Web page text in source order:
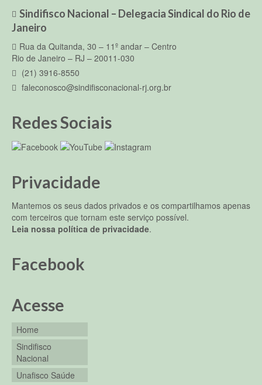
Sindifisco Nacional – Delegacia Sindical do Rio de
Janeiro
Rua da Quitanda, 30 – 11º andar – Centro
Rio de Janeiro – RJ – 20011-030
(21) 3916-8550
faleconosco@sindifisconacional-rj.org.br
Redes Sociais
Privacidade
Mantemos os seus dados privados e os compartilhamos apenas
com terceiros que tornam este serviço possível.
Leia nossa política de privacidade.
Facebook
Acesse
Home
Sindifisco
Nacional
Unafisco Saúde